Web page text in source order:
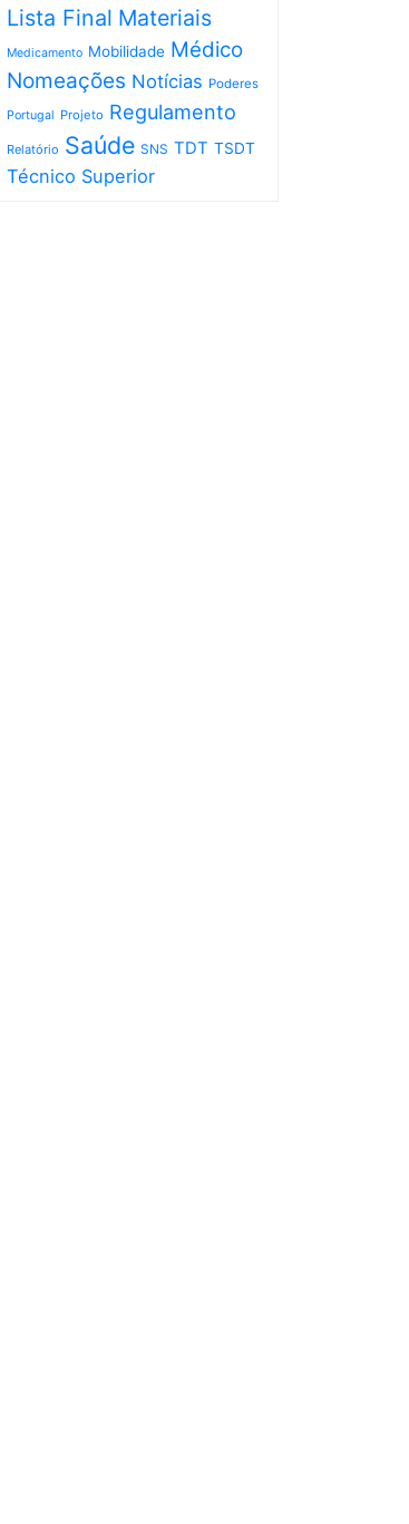
Lista Final Materiais
Medicamento Mobilidade Médico
Nomeações Notícias Poderes
Portugal Projeto Regulamento
Relatório Saúde SNS TDT TSDT
Técnico Superior